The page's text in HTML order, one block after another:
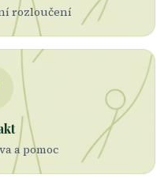
rozloučení
a pomoc